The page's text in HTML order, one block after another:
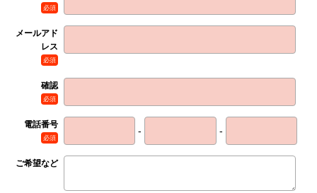
必須
メールアド
レス
必須
確認
必須
電話番号
必須
- -
ご希望など